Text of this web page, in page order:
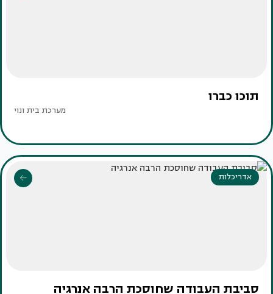
תוכו כברו
מערכת בית ונוי
אדריכלות
סביבת העבודה שחוסכת הרבה אנרגיה